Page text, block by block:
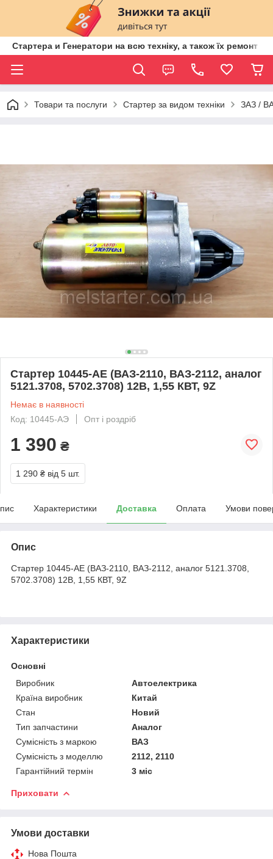
Стартера и Генератори на всю техніку, а також їх ремонт
Товари та послуги Стартер за видом техніки ЗАЗ /
Стартер 10445-АЕ (ВАЗ-2110, ВАЗ-2112, аналог
5121.3708, 5702.3708) 12В, 1,55 КВТ, 9Z
Немає в наявності
Код: 10445-АЭ
Опт і роздріб
1 390 ₴
1 290 ₴ від 5 шт.
Характеристики Доставка Оплата Умови
Опис
Стартер 10445-АЕ (ВАЗ-2110, ВАЗ-2112, аналог 5121.3708,
5702.3708) 12В, 1,55 КВТ, 9Z
Характеристики
Основні
Виробник
Автоелектрика
Країна виробник
Китай
Стан
Новий
Тип запчастини
Аналог
Сумісність з маркою
ВАЗ
Сумісність з моделлю
2112, 2110
Гарантійний термін
3 міс
Приховати
Умови доставки
Нова Пошта